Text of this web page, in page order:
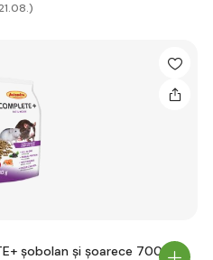
șobolan și șoarece 700g